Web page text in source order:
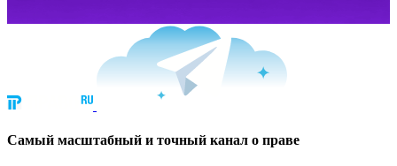
Cамый масштабный и точный канал о праве